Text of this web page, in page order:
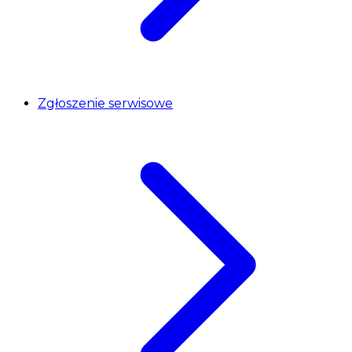
Zgłoszenie serwisowe